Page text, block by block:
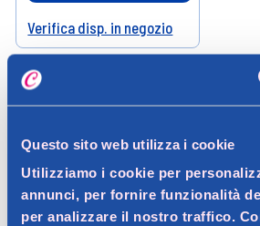
Questo sito web utilizza i cookie
Utilizziamo i cookie per
annunci, per fornire funzionalità
per analizzare il nostro traffico.
Help
Verifica disp. in negozio